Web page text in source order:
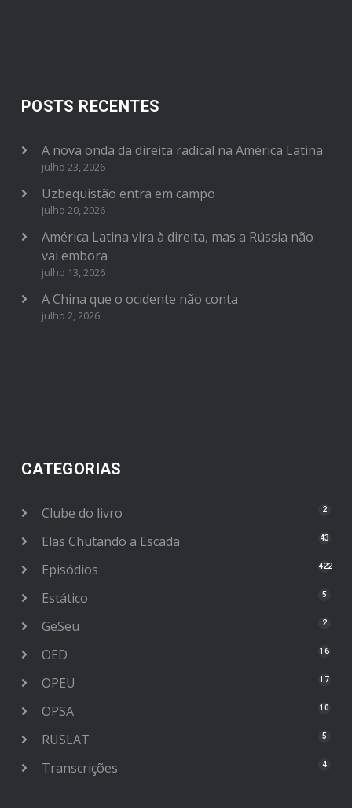
POSTS RECENTES
A nova onda da direita radical na América Latina
julho 23, 2026
Uzbequistão entra em campo
julho 20, 2026
América Latina vira à direita, mas a Rússia não
vai embora
julho 13, 2026
A China que o ocidente não conta
julho 2, 2026
CATEGORIAS
Clube do livro 2
Elas Chutando a Escada 43
Episódios 422
Estático 5
GeSeu 2
OED 16
OPEU 17
OPSA 10
RUSLAT 5
Transcrições 4